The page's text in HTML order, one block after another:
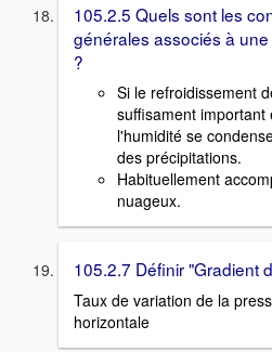
105.2.5 Quels sont les
générales associés à
?
Si le refroidissement
suffisament important
l'humidité se
des précipitations.
Habituellement
nuageux.
105.2.7 Définir "Gradient
Taux de variation de la
horizontale